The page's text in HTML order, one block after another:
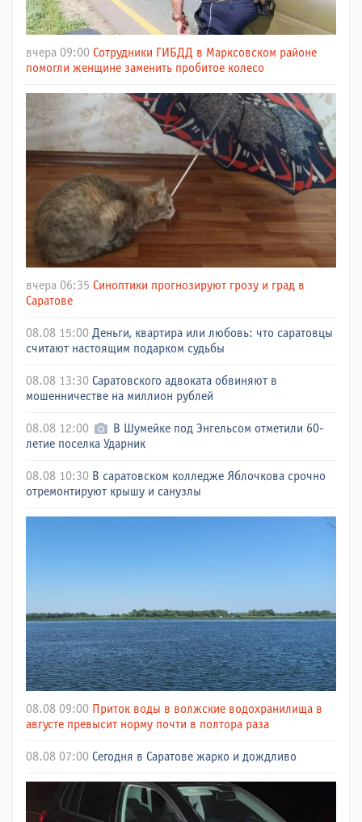
вчера 09:00 Сотрудники ГИБДД в Марксовском районе
помогли женщине заменить пробитое колесо
вчера 06:35 Синоптики прогнозируют грозу и град в
Саратове
08.08 15:00 Деньги, квартира или любовь: что саратовцы
считают настоящим подарком судьбы
08.08 13:30 Саратовского адвоката обвиняют в
мошенничестве на миллион рублей
08.08 12:00
В Шумейке под Энгельсом отметили 60-
летие поселка Ударник
08.08 10:30 В саратовском колледже Яблочкова срочно
отремонтируют крышу и санузлы
08.08 09:00 Приток воды в волжские водохранилища в
августе превысит норму почти в полтора раза
08.08 07:00 Сегодня в Саратове жарко и дождливо